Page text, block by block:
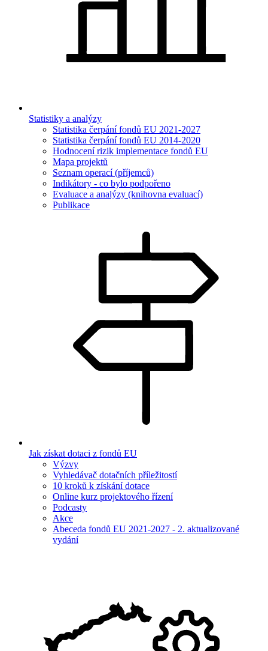
Statistiky a analýzy
Statistika čerpání fondů EU 2021-2027
Statistika čerpání fondů EU 2014-2020
Hodnocení rizik implementace fondů EU
Mapa projektů
Seznam operací (příjemců)
Indikátory - co bylo podpořeno
Evaluace a analýzy (knihovna evaluací)
Publikace
Jak získat dotaci z fondů EU
Výzvy
Vyhledávač dotačních příležitostí
10 kroků k získání dotace
Online kurz projektového řízení
Podcasty
Akce
Abeceda fondů EU 2021-2027 - 2. aktualizované
vydání